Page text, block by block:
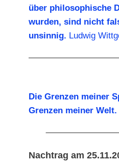
über philosophische
wurden, sind nicht
unsinnig. Ludwig
Die Grenzen meiner
Grenzen meiner Welt.
Nachtrag am